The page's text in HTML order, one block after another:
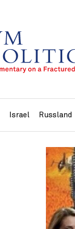
Israel Russland